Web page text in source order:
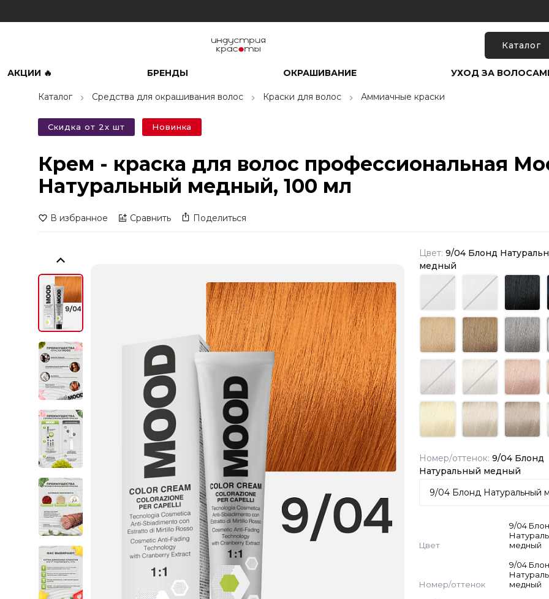
Каталог
АКЦИИ 🔥 БРЕНДЫ ОКРАШИВАНИЕ УХОД ЗА
Каталог Средства для окрашивания волос Краски для волос Аммиачные краски
Скидка от 2х шт Новинка
Крем - краска для волос профессиональная
Натуральный медный, 100 мл
В избранное Сравнить Поделиться
Цвет: 9/04 Блонд
медный
Номер/оттенок: 9/04 Блонд
Натуральный медный
Цвет
9/04
медный
Номер/оттенок
9/04
медный